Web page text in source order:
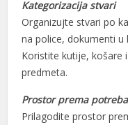
Kategorizacija stvari
Organizujte stvari po
na police, dokumenti u
Koristite kutije, košare
predmeta.
Prostor prema
Prilagodite prostor